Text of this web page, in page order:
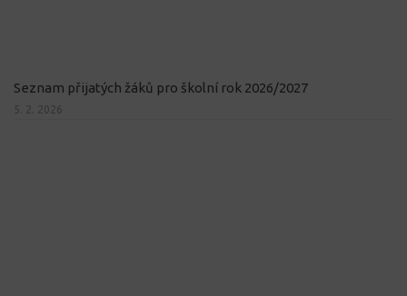
Seznam přijatých žáků pro školní rok 2026/2027
5. 2. 2026